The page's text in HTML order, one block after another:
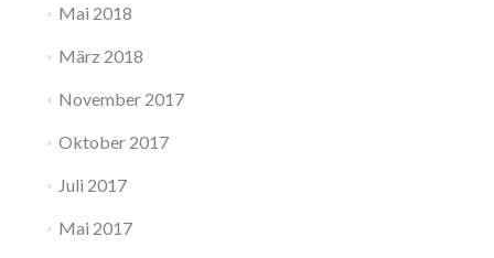
Mai 2018
März 2018
November 2017
Oktober 2017
Juli 2017
Mai 2017